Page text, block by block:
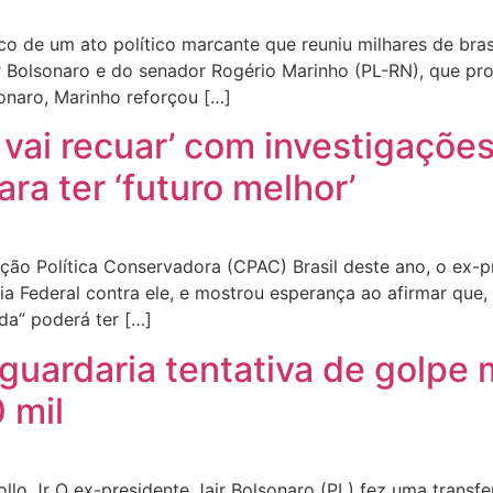
de um ato político marcante que reuniu milhares de
e do senador Rogério Marinho (PL-RN), que
Marinho reforçou […]
recuar’ com
ter ‘futuro melhor’
Política Conservadora (CPAC) Brasil deste ano, o ex-
Federal contra ele, e mostrou esperança ao afirmar
poderá ter […]
tentativa de golpe
mil